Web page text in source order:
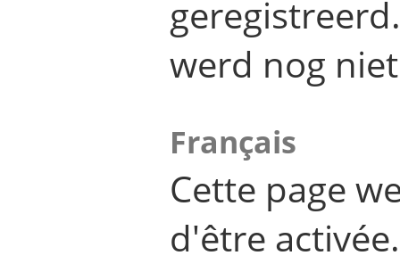
werd nog
Français
Cette page
d'être